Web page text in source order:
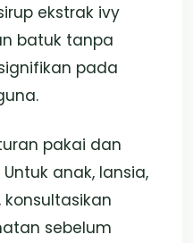
ekstrak ivy
batuk tanpa
pada
pakai dan
anak, lansia,
sebelum